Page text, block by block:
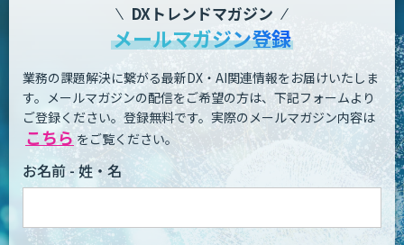
DXトレンドマガジン
メールマガジン登録
業務の課題解決に繋がる最新DX・AI関連情報をお届けいたしま
す。 メールマガジンの配信をご希望の方は、下記フォームより
ご登録ください。登録無料です。 実際のメールマガジン内容は
こちら をご覧ください。
お名前 - 姓・名